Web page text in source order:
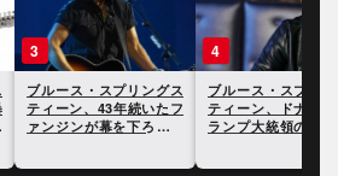
3
ブルース・スプリングス
ティーン、43年続いたフ
ァンジンが幕を下ろすこ
ブルース・スプリング
ティーン、ドナルド・
ランプ大統領の夕食会
言及